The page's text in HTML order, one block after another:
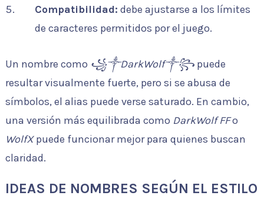
Compatibilidad: debe ajustarse a los límites
de caracteres permitidos por el juego.
Un nombre como ꧁༒DarkWolf༒꧂puede
resultar visualmente fuerte, pero si se abusa de
símbolos, el alias puede verse saturado. En cambio,
una versión más equilibrada como DarkWolf FFo
WolfXpuede funcionar mejor para quienes buscan
claridad.
IDEAS DE NOMBRES SEGÚN EL ESTILO